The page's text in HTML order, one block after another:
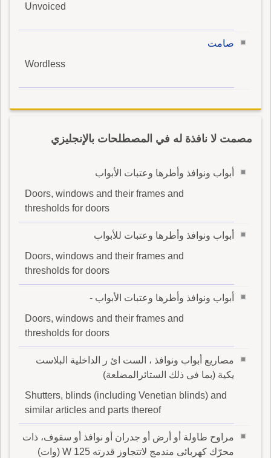
Unvoiced
صامت
Wordless
مصمت لا نافذة له في المصطلحات بالإنجليزي
أبواب ونوافذ وأطرها وعتبات الأبواب
Doors, windows and their frames and
thresholds for doors
أبواب ونوافذ وأطرها وعتبات للأبواب
Doors, windows and their frames and
thresholds for doors
أبواب ونوافذ وأطرها وعتبات الأبواب -
Doors, windows and their frames and
thresholds for doors
مصاريع أبواب ونوافذ ، الست ائ ر الداخلية البلاست
يكية (بما فى ذلك الستائرالمضلعة)
Shutters, blinds (including Venetian blinds) and
similar articles and parts thereof
مراوح طاولة أو أرض أو جدران أو نوافذ أو سقوف، ذات
محرّك كهربائى مندمج لاتتجاوز قدرته W 125 (وات)